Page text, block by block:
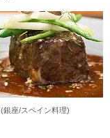
(銀座/スペイン料理)